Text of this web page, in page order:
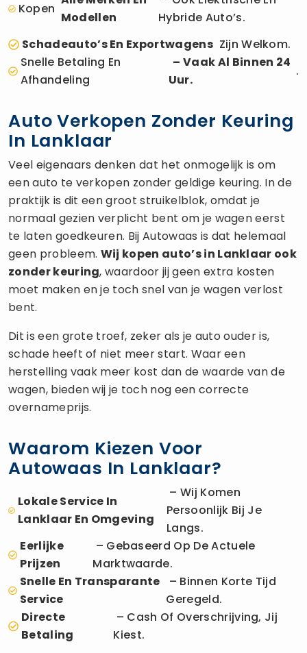
Kopen
Modellen
Hybride Auto’s.
Schadeauto’s En ExportwagensZijn Welkom.
Snelle Betaling En
Afhandeling
– Vaak Al Binnen 24
Uur.
.
Auto Verkopen Zonder Keuring
In Lanklaar
Veel eigenaars denken dat het onmogelijk is om
een auto te verkopen zonder geldige keuring. In de
praktijk is dit een groot struikelblok, omdat je
normaal gezien verplicht bent om je wagen eerst
te laten goedkeuren. Bij Autowaas is dat helemaal
geen probleem. Wij kopen auto’s in Lanklaar ook
zonder keuring, waardoor jij geen extra kosten
moet maken en je toch snel van je wagen verlost
bent.
Dit is een grote troef, zeker als je auto ouder is,
schade heeft of niet meer start. Waar een
herstelling vaak meer kost dan de waarde van de
wagen, bieden wij je toch nog een correcte
overnameprijs.
Waarom Kiezen Voor
Autowaas In Lanklaar?
Lokale Service In
Lanklaar En Omgeving
– Wij Komen
Persoonlijk Bij Je
Langs.
Eerlijke
Prijzen
– Gebaseerd Op De Actuele
Marktwaarde.
Snelle En Transparante
Service
– Binnen Korte Tijd
Geregeld.
Directe
Betaling
– Cash Of Overschrijving, Jij
Kiest.